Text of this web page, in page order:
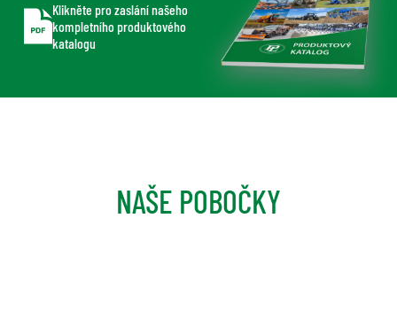
Klikněte pro zaslání našeho
kompletního produktového
katalogu
NAŠE POBOČKY